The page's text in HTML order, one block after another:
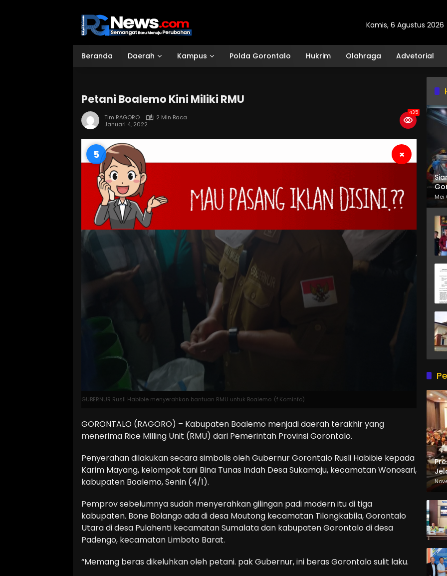
Kamis, 6 Agustus 2026
Beranda Daerah Kampus Polda Gorontalo Hukrim Olahraga Advetorial
Petani Boalemo Kini Miliki RMU
Tim RAGORO
2 Min Baca
Januari 4, 2022
435
4 ×
GUBERNUR Rusli Habibie menyerahkan bantuan RMU untuk Boalemo. (f.Kominfo)
GORONTALO (RAGORO) – Kabupaten Boalemo menjadi daerah terakhir yang
menerima Rice Milling Unit (RMU) dari Pemerintah Provinsi Gorontalo.
Penyerahan dilakukan secara simbolis oleh Gubernur Gorontalo Rusli Habibie kepada
Karim Mayang, kelompok tani Bina Tunas Indah Desa Sukamaju, kecamatan Wonosari,
kabupaten Boalemo, Senin (4/1).
Pemprov sebelumnya sudah menyerahkan gilingan padi modern itu di tiga
kabupaten. Bone Bolango ada di desa Moutong kecamatan Tilongkabila, Gorontalo
Utara di desa Pulahenti kecamatan Sumalata dan kabupaten Gorontalo di desa
Padengo, kecamatan Limboto Barat.
“Memang beras dikeluhkan oleh petani. pak Gubernur, ini beras Gorontalo sulit laku.
Mei